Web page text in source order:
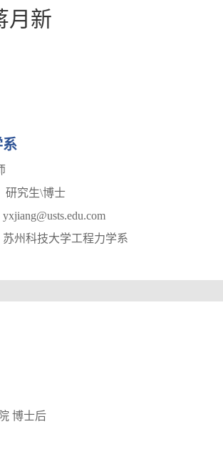
月新
系
研究生\博士
yxjiang@usts.edu.com
州科技大学工程力学系
博士后